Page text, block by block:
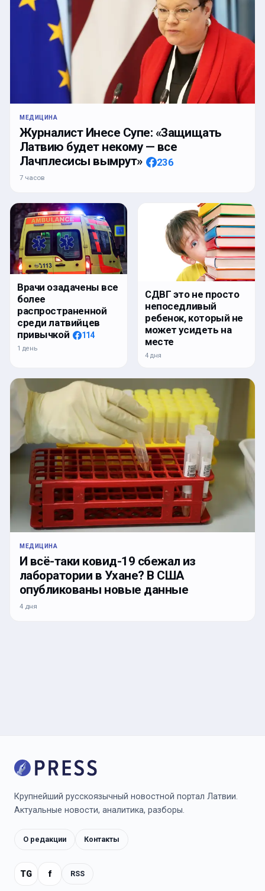
МЕДИЦИНА
Журналист Инесе Супе: «Защищать
Латвию будет некому — все
Лачплесисы вымрут»
236
7 часов
Врачи озадачены все
более
распространенной
среди латвийцев
привычкой
114
1 день
СДВГ это не просто
непоседливый
ребенок, который не
может усидеть на
месте
4 дня
МЕДИЦИНА
И всё-таки ковид-19 сбежал из
лаборатории в Ухане? В США
опубликованы новые данные
4 дня
Крупнейший русскоязычный новостной портал Латвии.
Актуальные новости, аналитика, разборы.
О редакции Контакты
TG f RSS